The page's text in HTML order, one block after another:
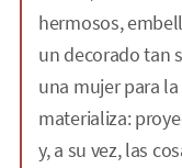
hermosos,
un decorado tan
una mujer para
materializa:
y, a su vez, las